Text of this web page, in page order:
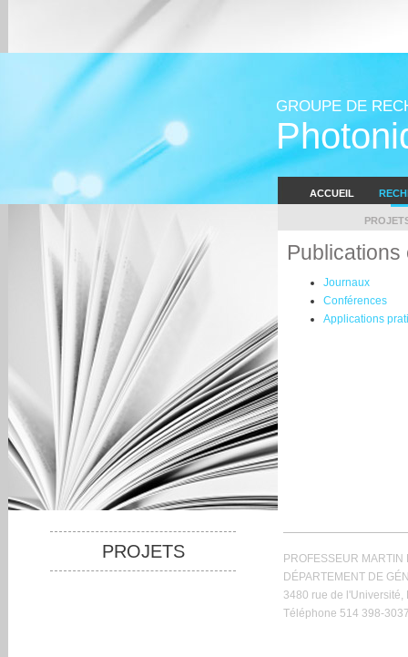
GROUPE DE
ACCUEIL
PROJETS
Journaux
Conférences
Applications
PROFESSEUR MARTIN
DÉPARTEMENT DE
3480 rue de l'Université,
Téléphone 514 398-